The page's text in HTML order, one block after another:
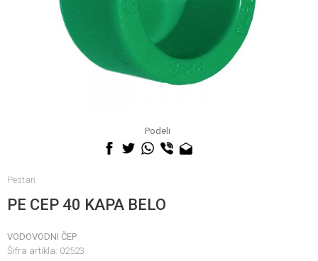
Podeli
Pestan
PE CEP 40 KAPA BELO
VODOVODNI ČEP
Šifra artikla: 02523
POMOĆ PRI
KUPOVINI
Za više informacija,